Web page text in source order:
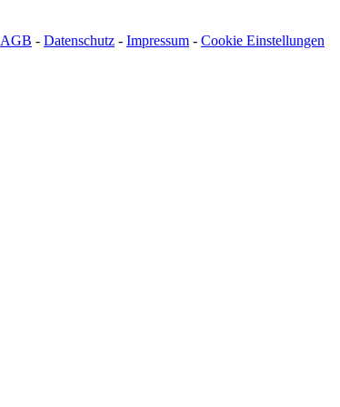
AGB - Datenschutz - Impressum - Cookie Einstellungen